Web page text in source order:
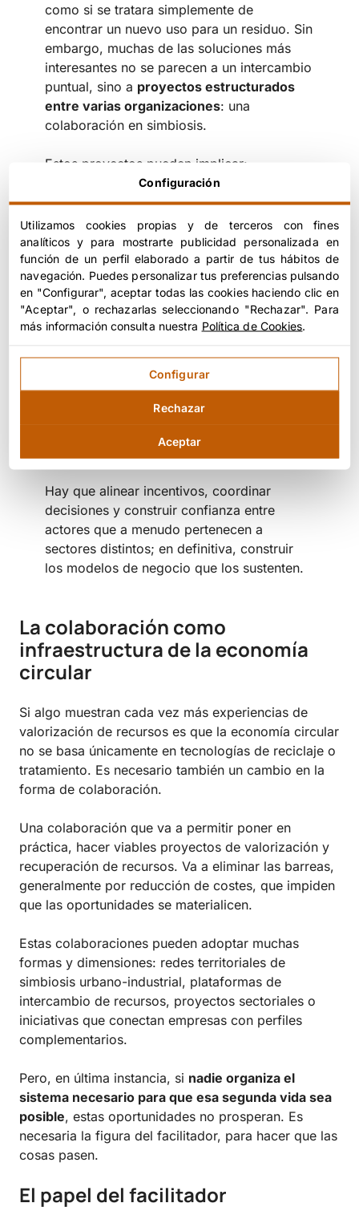
como si se tratara simplemente de
encontrar un nuevo uso para un residuo. Sin
embargo, muchas de las soluciones más
interesantes no se parecen a un intercambio
puntual, sino a proyectos estructurados
entre varias organizaciones: una
colaboración en simbiosis.
Estos proyectos pueden implicar:
agregación de flujos de recursos de
distintas empresas
adaptación de procesos industriales
desarrollo de nuevas soluciones
logísticas
inversiones compartidas en
infraestructura
acuerdos de suministro a medio o
largo plazo
En la práctica, esto significa que la
recuperación de recursos no es solo un
problema de diseño organizativo
Hay que alinear incentivos, coordinar
decisiones y construir confianza entre
actores que a menudo pertenecen a
sectores distintos; en definitiva, construir
los modelos de negocio que los sustenten.
La colaboración como
infraestructura de la economía
circular
Si algo muestran cada vez más experiencias de
valorización de recursos es que la economía circular
no se basa únicamente en tecnologías de reciclaje o
tratamiento. Es necesario también un cambio en la
forma de colaboración.
Una colaboración que va a permitir poner en
práctica, hacer viables proyectos de valorización y
recuperación de recursos. Va a eliminar las barreas,
generalmente por reducción de costes, que impiden
que las oportunidades se materialicen.
Estas colaboraciones pueden adoptar muchas
formas y dimensiones: redes territoriales de
simbiosis urbano-industrial, plataformas de
intercambio de recursos, proyectos sectoriales o
iniciativas que conectan empresas con perfiles
complementarios.
Pero, en última instancia, si nadie organiza el
sistema necesario para que esa segunda vida sea
posible, estas oportunidades no prosperan. Es
necesaria la figura del facilitador, para hacer que las
cosas pasen.
El papel del facilitador
Configuración
Utilizamos cookies propias y de terceros con fines
analíticos y para mostrarte publicidad personalizada en
función de un perfil elaborado a partir de tus hábitos de
navegación. Puedes personalizar tus preferencias pulsando
en "Configurar", aceptar todas las cookies haciendo clic en
"Aceptar", o rechazarlas seleccionando "Rechazar". Para
más información consulta nuestra Política de Cookies
Configurar
Rechazar
Aceptar